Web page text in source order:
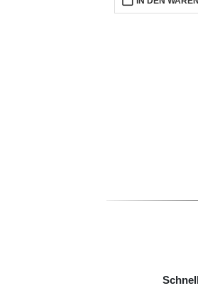
DK Glass Dry